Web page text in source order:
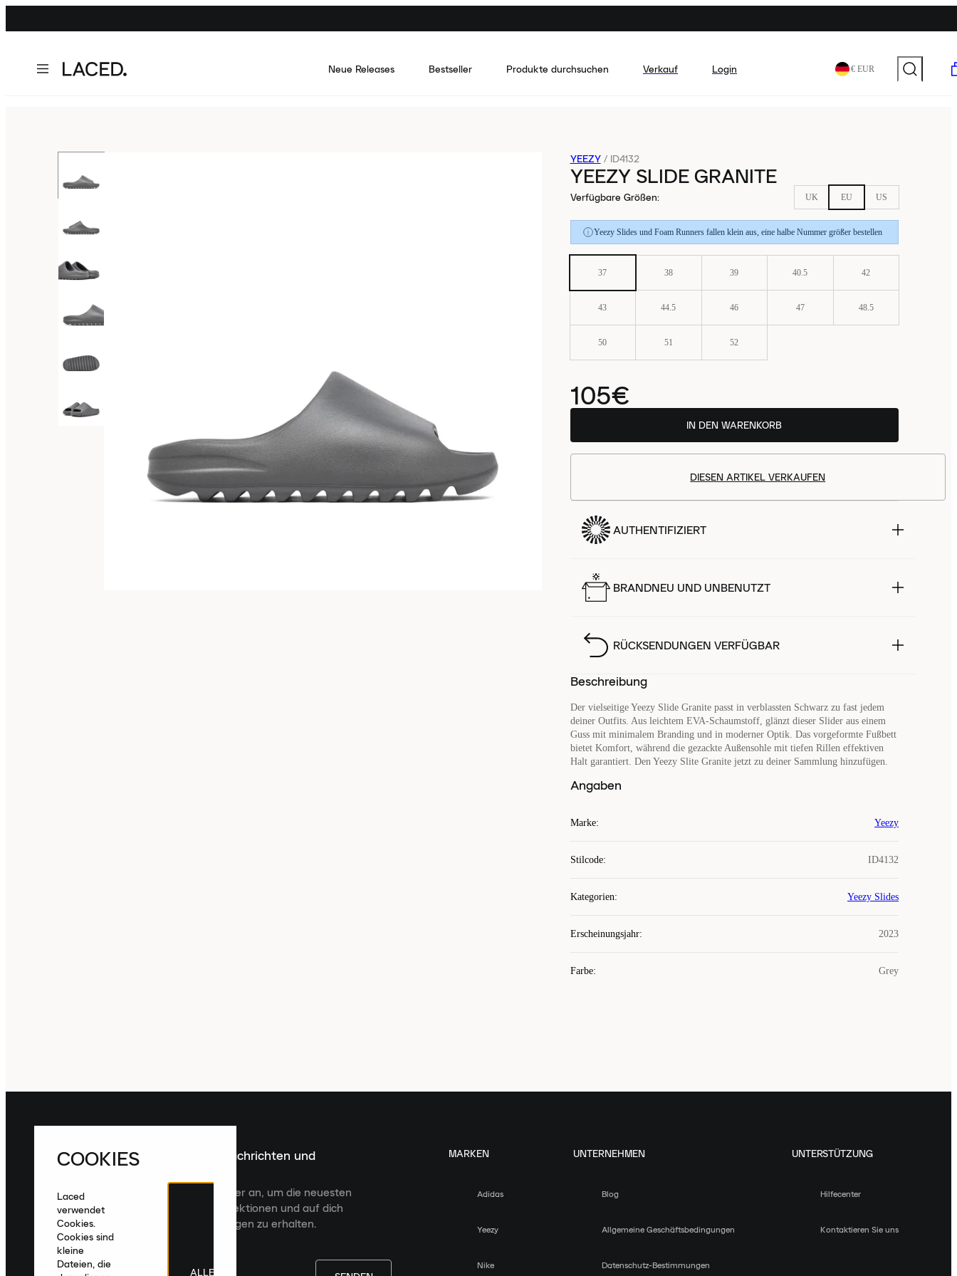
Neue Releases Bestseller Produkte durchsuchen Verkauf Login € EUR
YEEZY / ID4132
YEEZY SLIDE GRANITE
Verfügbare Größen: UK EU US
Yeezy Slides und Foam Runners fallen klein aus, eine halbe Nummer größer bestellen
37 38 39 40.5 42
43 44.5 46 47 48.5
50 51 52
105€
IN DEN WARENKORB
DIESEN ARTIKEL VERKAUFEN
AUTHENTIFIZIERT
BRANDNEU UND UNBENUTZT
RÜCKSENDUNGEN VERFÜGBAR
Beschreibung
Der vielseitige Yeezy Slide Granite passt in verblassten Schwarz zu fast jedem
deiner Outfits. Aus leichtem EVA-Schaumstoff, glänzt dieser Slider aus einem
Guss mit minimalem Branding und in moderner Optik. Das vorgeformte Fußbett
bietet Komfort, während die gezackte Außensohle mit tiefen Rillen effektiven
Halt garantiert. Den Yeezy Slite Granite jetzt zu deiner Sammlung hinzufügen.
Angaben
Marke: Yeezy
Stilcode: ID4132
Kategorien: Yeezy Slides
Erscheinungsjahr: 2023
Farbe: Grey
Melde dich für die neuesten Nachrichten und
Veröffentlichungen an
Melde dich für den Laced Newsletter an, um die neuesten
Veröffentlichungen, kuratierte Kollektionen und auf dich
zugeschnittene Produktempfehlungen zu erhalten.
MARKEN
Adidas
Yeezy
Nike
UNTERNEHMEN
Blog
Allgemeine Geschäftsbedingungen
Datenschutz-Bestimmungen
UNTERSTÜTZUNG
Hilfecenter
Kontaktieren Sie uns
COOKIES
Laced
verwendet
Cookies.
Cookies sind
kleine
Dateien, die
ALLE